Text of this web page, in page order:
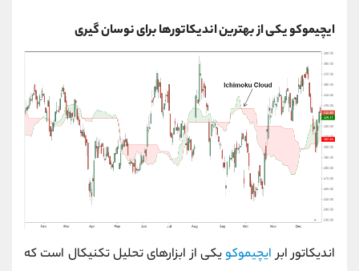
ایچیموکو یکی از بهترین اندیکاتورها برای نوسان گیری
اندیکاتور ابرایچیموکویکی از ابزارهای تحلیل تکنیکال است که